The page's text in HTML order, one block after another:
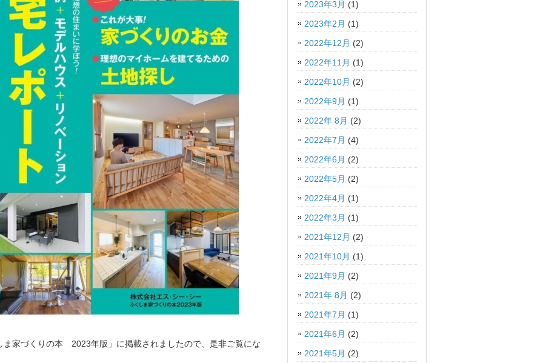
ま家づくりの本 2023年版」に掲載されましたので、是非ご覧にな
2023年3月 (1)
2023年2月 (1)
2022年12月 (2)
2022年11月 (1)
2022年10月 (2)
2022年9月 (1)
2022年 8月 (2)
2022年7月 (4)
2022年6月 (2)
2022年5月 (2)
2022年4月 (1)
2022年3月 (1)
2021年12月 (2)
2021年10月 (1)
2021年9月 (2)
2021年 8月 (2)
2021年7月 (1)
2021年6月 (2)
2021年5月 (2)